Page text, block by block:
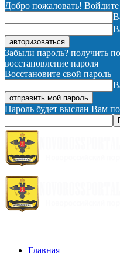
Добро пожаловать!
Забыли пароль? получить
восстановление пароля
Восстановите свой пароль
Пароль будет выслан Вам
Главная